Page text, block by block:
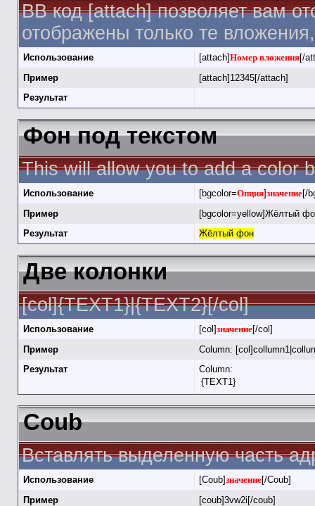
BB код [attach] позволяет вам
отображены только те
Использование [attach]Номер вложения[/
Пример
[attach]12345[/attach]
Результат
Фон под текстом
This will allow you to add a color
Использование [bgcolor=Опция]значение[/
Пример
[bgcolor=yellow]Жёлтый
Результат
Жёлтый фон
Две колонки
[col]{TEXT1}|{TEXT2}[/col]
Использование [col]значение[/col]
Пример
Column:
Результат
Column:
{TEXT1}
Coub
Вставлять выделенную часть
Использование [Coub]значение[/Coub]
Пример
[coub]3vw2i[/coub]